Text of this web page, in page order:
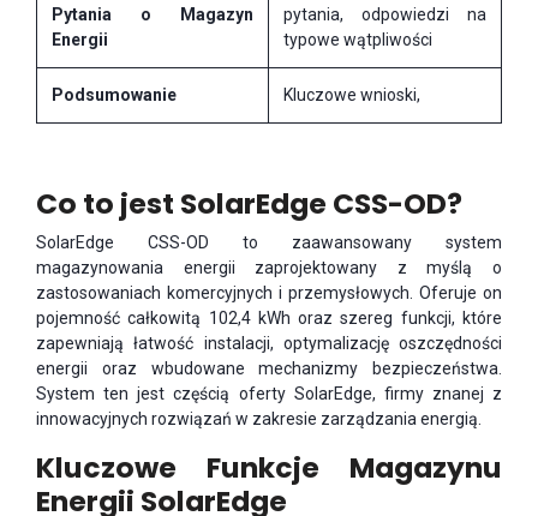
Pytania o Magazyn
Energii
pytania, odpowiedzi na
typowe wątpliwości
Podsumowanie Kluczowe wnioski,
Co to jest SolarEdge CSS-OD?
SolarEdge CSS-OD to zaawansowany system
magazynowania energii zaprojektowany z myślą o
zastosowaniach komercyjnych i przemysłowych. Oferuje on
pojemność całkowitą 102,4 kWh oraz szereg funkcji, które
zapewniają łatwość instalacji, optymalizację oszczędności
energii oraz wbudowane mechanizmy bezpieczeństwa.
System ten jest częścią oferty SolarEdge, firmy znanej z
innowacyjnych rozwiązań w zakresie zarządzania energią.
Kluczowe Funkcje Magazynu
Energii SolarEdge